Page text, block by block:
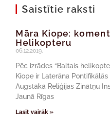
Saistītie raksti
Māra Kiope:
Helikopteru
06.12.2019.
Pēc izrādes “Baltais
Kiope ir Laterāna
Augstākā Reliģijas Zinātņu
Jaunā Rīgas
Lasīt vairāk »